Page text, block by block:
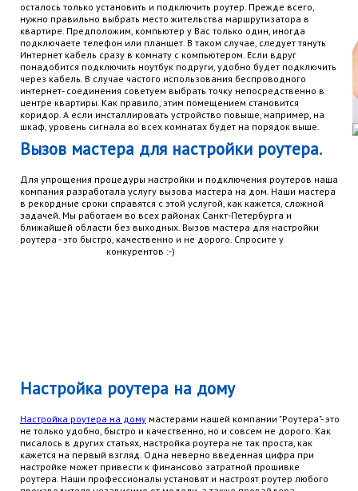
осталось только установить и подключить роутер. Прежде всего,
нужно правильно выбрать место жительства маршрутизатора в
квартире. Предположим, компьютер у Вас только один, иногда
подключаете телефон или планшет. В таком случае, следует тянуть
Интернет кабель сразу в комнату с компьютером. Если вдруг
понадобится подключить ноутбук подруги, удобно будет подключить
через кабель. В случае частого использования беспроводного
интернет- соединения советуем выбрать точку непосредственно в
центре квартиры. Как правило, этим помещением становится
коридор. А если инсталлировать устройство повыше, например, на
шкаф, уровень сигнала во всех комнатах будет на порядок выше.
Вызов мастера для настройки роутера.
Для упрощения процедуры настройки и подключения роутеров наша
компания разработала услугу вызова мастера на дом. Наши мастера
в рекордные сроки справятся с этой услугой, как кажется, сложной
задачей. Мы работаем во всех районах Санкт-Петербурга и
ближайшей области без выходных. Вызов мастера для настройки
роутера - это быстро, качественно и не дорого. Спросите у
конкурентов :-)
Настройка роутера на дому
Настройка роутера на дому мастерами нашей компании "Роутера"- это
не только удобно, быстро и качественно, но и совсем не дорого. Как
писалось в других статьях, настройка роутера не так проста, как
кажется на первый взгляд. Одна неверно введенная цифра при
настройке может привести к финансово затратной прошивке
роутера. Наши профессионалы установят и настроят роутер любого